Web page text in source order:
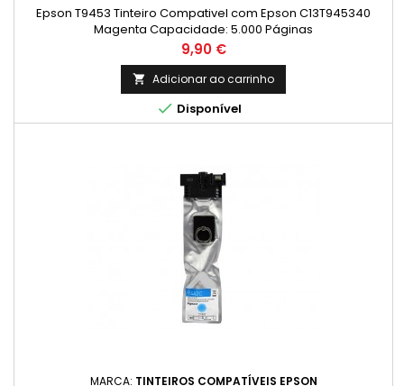
Epson T9453 Tinteiro Compativel com Epson C13T945340
Magenta Capacidade: 5.000 Páginas
Preço
9,90 €
 Adicionar ao carrinho
 Disponível
MARCA: TINTEIROS COMPATÍVEIS EPSON